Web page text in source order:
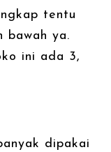
tentu
bawah ya.
ini ada 3,
dipakai